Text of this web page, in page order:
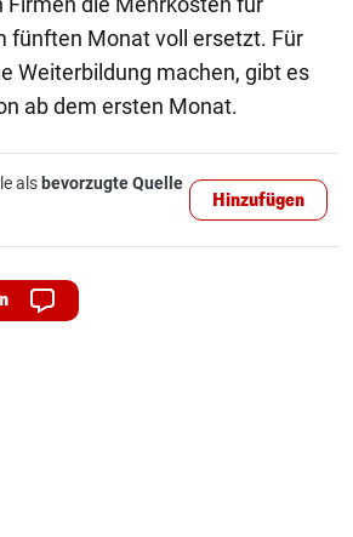
fünften Monat voll ersetzt. Für
Weiterbildung machen, gibt es
ab dem ersten Monat.
als bevorzugte Quelle
Hinzufügen